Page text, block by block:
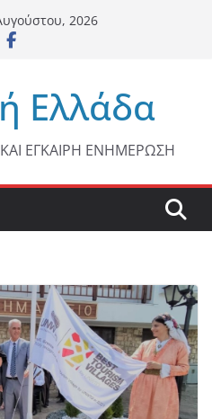
2026
Ελλάδα
ΕΓΚΑΙΡΗ ΕΝΗΜΕΡΩΣΗ